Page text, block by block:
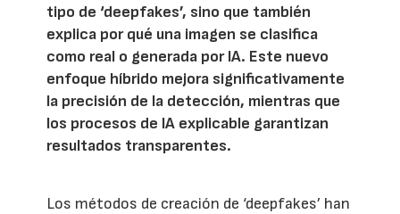
tipo de ‘deepfakes’, sino que también
explica por qué una imagen se clasifica
como real o generada por IA. Este nuevo
enfoque híbrido mejora significativamente
la precisión de la detección, mientras que
los procesos de IA explicable garantizan
resultados transparentes.
Los métodos de creación de ‘deepfakes’ han